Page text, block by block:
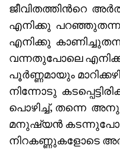
ജീവിതത്തിൻറെ
എനിക്കു പറഞ്ഞുതന്നു.
എനിക്കു
വന്നതുപോലെ
പൂർണ്ണമായും
നിന്നോടു
പൊഴിച്ച്, തന്നെ
മനുഷ്യൻ
നിറകണ്ണുകളോടെ